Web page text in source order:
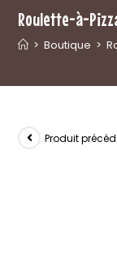
Roulette-à-
> Boutique >
Produit